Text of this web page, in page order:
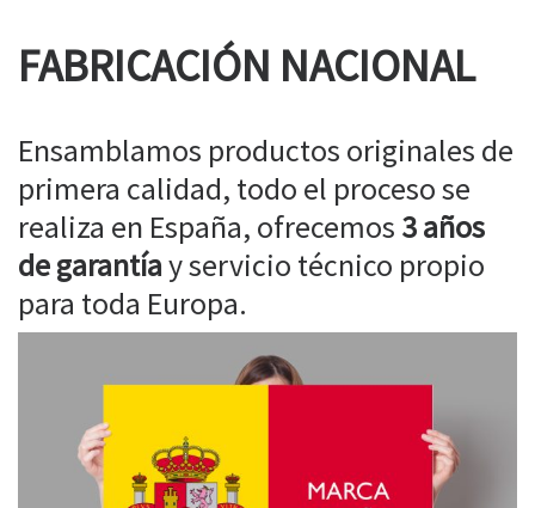
FABRICACIÓN NACIONAL
Ensamblamos productos originales de
primera calidad, todo el proceso se
realiza en España, ofrecemos 3 años
de garantíay servicio técnico propio
para toda Europa.